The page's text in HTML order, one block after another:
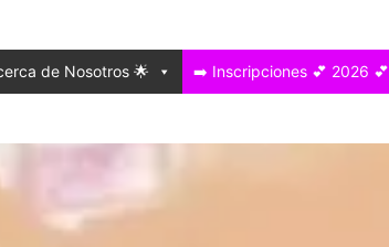
de Nosotros 🌟 ➡️ Inscripciones 💕 2026 💕